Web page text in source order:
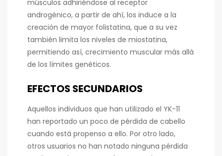
músculos adhiriéndose al receptor
androgénico, a partir de ahí, los induce a la
creación de mayor folistatina, que a su vez
también limita los niveles de miostatina,
permitiendo así, crecimiento muscular más allá
de los límites genéticos.
EFECTOS SECUNDARIOS
Aquellos individuos que han utilizado el YK-11
han reportado un poco de pérdida de cabello
cuando está propenso a ello. Por otro lado,
otros usuarios no han notado ninguna pérdida